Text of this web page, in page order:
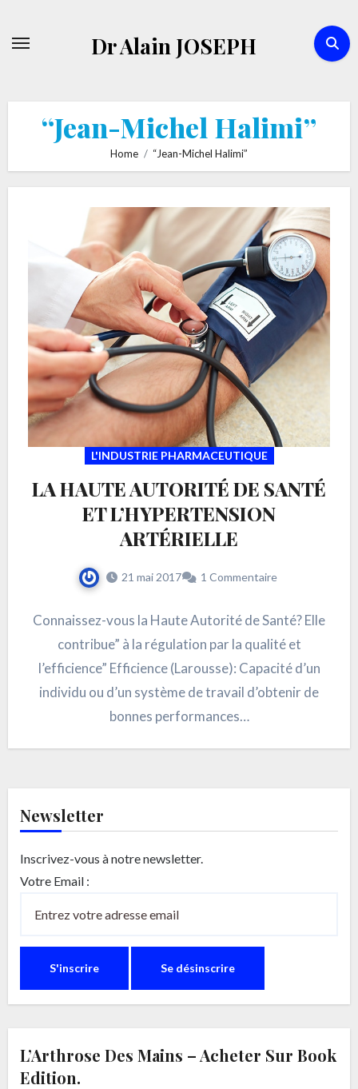
Dr Alain JOSEPH
“Jean-Michel Halimi”
Home “Jean-Michel Halimi”
L'INDUSTRIE PHARMACEUTIQUE
LA HAUTE AUTORITÉ DE SANTÉ
ET L’HYPERTENSION
ARTÉRIELLE
21 mai 2017 1 Commentaire
Connaissez-vous la Haute Autorité de Santé? Elle
contribue” à la régulation par la qualité et
l’efficience” Efficience (Larousse): Capacité d’un
individu ou d’un système de travail d’obtenir de
bonnes performances…
Newsletter
Inscrivez-vous à notre newsletter.
Votre Email :
L’Arthrose Des Mains – Acheter Sur Book
Edition.